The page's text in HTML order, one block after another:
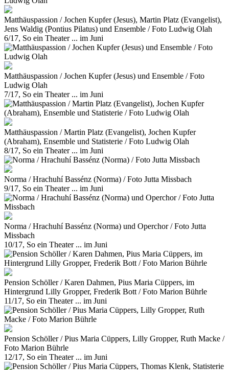
Matthäuspassion / Jochen Kupfer (Jesus), Martin Platz (Evangelist),
Jens Waldig (Pontius Pilatus) und Ensemble / Foto Ludwig Olah
6/17, So ein Theater ... im Juni
Matthäuspassion / Jochen Kupfer (Jesus) und Ensemble / Foto
Ludwig Olah
7/17, So ein Theater ... im Juni
Matthäuspassion / Martin Platz (Evangelist), Jochen Kupfer
(Abraham), Ensemble und Statisterie / Foto Ludwig Olah
8/17, So ein Theater ... im Juni
Norma / Hrachuhí Bassénz (Norma) / Foto Jutta Missbach
9/17, So ein Theater ... im Juni
Norma / Hrachuhí Bassénz (Norma) und Operchor / Foto Jutta
Missbach
10/17, So ein Theater ... im Juni
Pension Schöller / Karen Dahmen, Pius Maria Cüppers, im
Hintergrund Lilly Gropper, Frederik Bott / Foto Marion Bührle
11/17, So ein Theater ... im Juni
Pension Schöller / Pius Maria Cüppers, Lilly Gropper, Ruth Macke /
Foto Marion Bührle
12/17, So ein Theater ... im Juni